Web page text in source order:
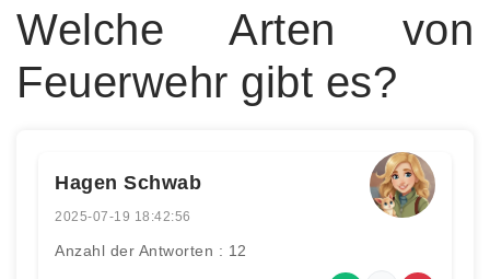
Welche Arten von
Feuerwehr gibt es?
Hagen Schwab
2025-07-19 18:42:56
Anzahl der Antworten : 12